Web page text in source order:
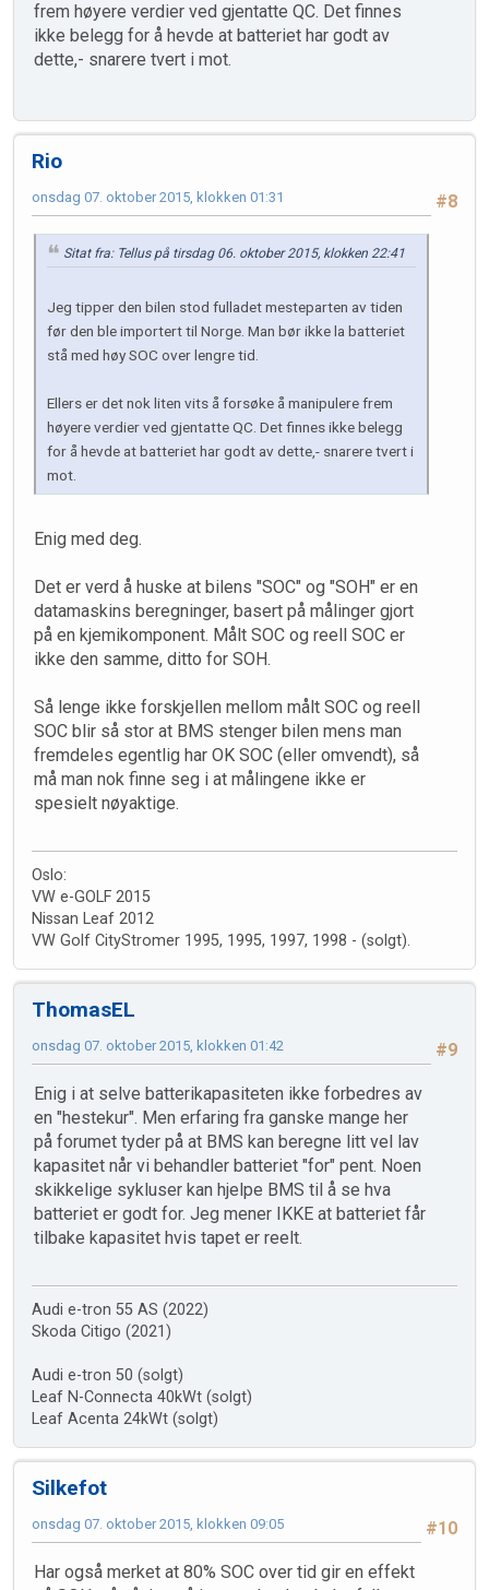
frem høyere verdier ved gjentatte QC. Det finnes
ikke belegg for å hevde at batteriet har godt av
dette,- snarere tvert i mot.
Rio
#8
onsdag 07. oktober 2015, klokken 01:31
Sitat fra: Tellus på tirsdag 06. oktober 2015, klokken 22:41
Jeg tipper den bilen stod fulladet mesteparten av tiden
før den ble importert til Norge. Man bør ikke la batteriet
stå med høy SOC over lengre tid.
Ellers er det nok liten vits å forsøke å manipulere frem
høyere verdier ved gjentatte QC. Det finnes ikke belegg
for å hevde at batteriet har godt av dette,- snarere tvert i
mot.
Enig med deg.
Det er verd å huske at bilens "SOC" og "SOH" er en
datamaskins beregninger, basert på målinger gjort
på en kjemikomponent. Målt SOC og reell SOC er
ikke den samme, ditto for SOH.
Så lenge ikke forskjellen mellom målt SOC og reell
SOC blir så stor at BMS stenger bilen mens man
fremdeles egentlig har OK SOC (eller omvendt), så
må man nok finne seg i at målingene ikke er
spesielt nøyaktige.
Oslo:
VW e-GOLF 2015
Nissan Leaf 2012
VW Golf CityStromer 1995, 1995, 1997, 1998 - (solgt).
ThomasEL
#9
onsdag 07. oktober 2015, klokken 01:42
Enig i at selve batterikapasiteten ikke forbedres av
en "hestekur". Men erfaring fra ganske mange her
på forumet tyder på at BMS kan beregne litt vel lav
kapasitet når vi behandler batteriet "for" pent. Noen
skikkelige sykluser kan hjelpe BMS til å se hva
batteriet er godt for. Jeg mener IKKE at batteriet får
tilbake kapasitet hvis tapet er reelt.
Audi e-tron 55 AS (2022)
Skoda Citigo (2021)
Audi e-tron 50 (solgt)
Leaf N-Connecta 40kWt (solgt)
Leaf Acenta 24kWt (solgt)
Silkefot
#10
onsdag 07. oktober 2015, klokken 09:05
Har også merket at 80% SOC over tid gir en effekt